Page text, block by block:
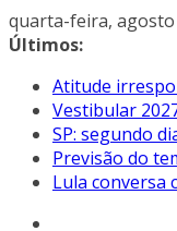
Pular
para
conteúdo
quarta-feira, agosto
Últimos:
Atitude
Vestibular
SP: segundo
Previsão do
Lula conversa